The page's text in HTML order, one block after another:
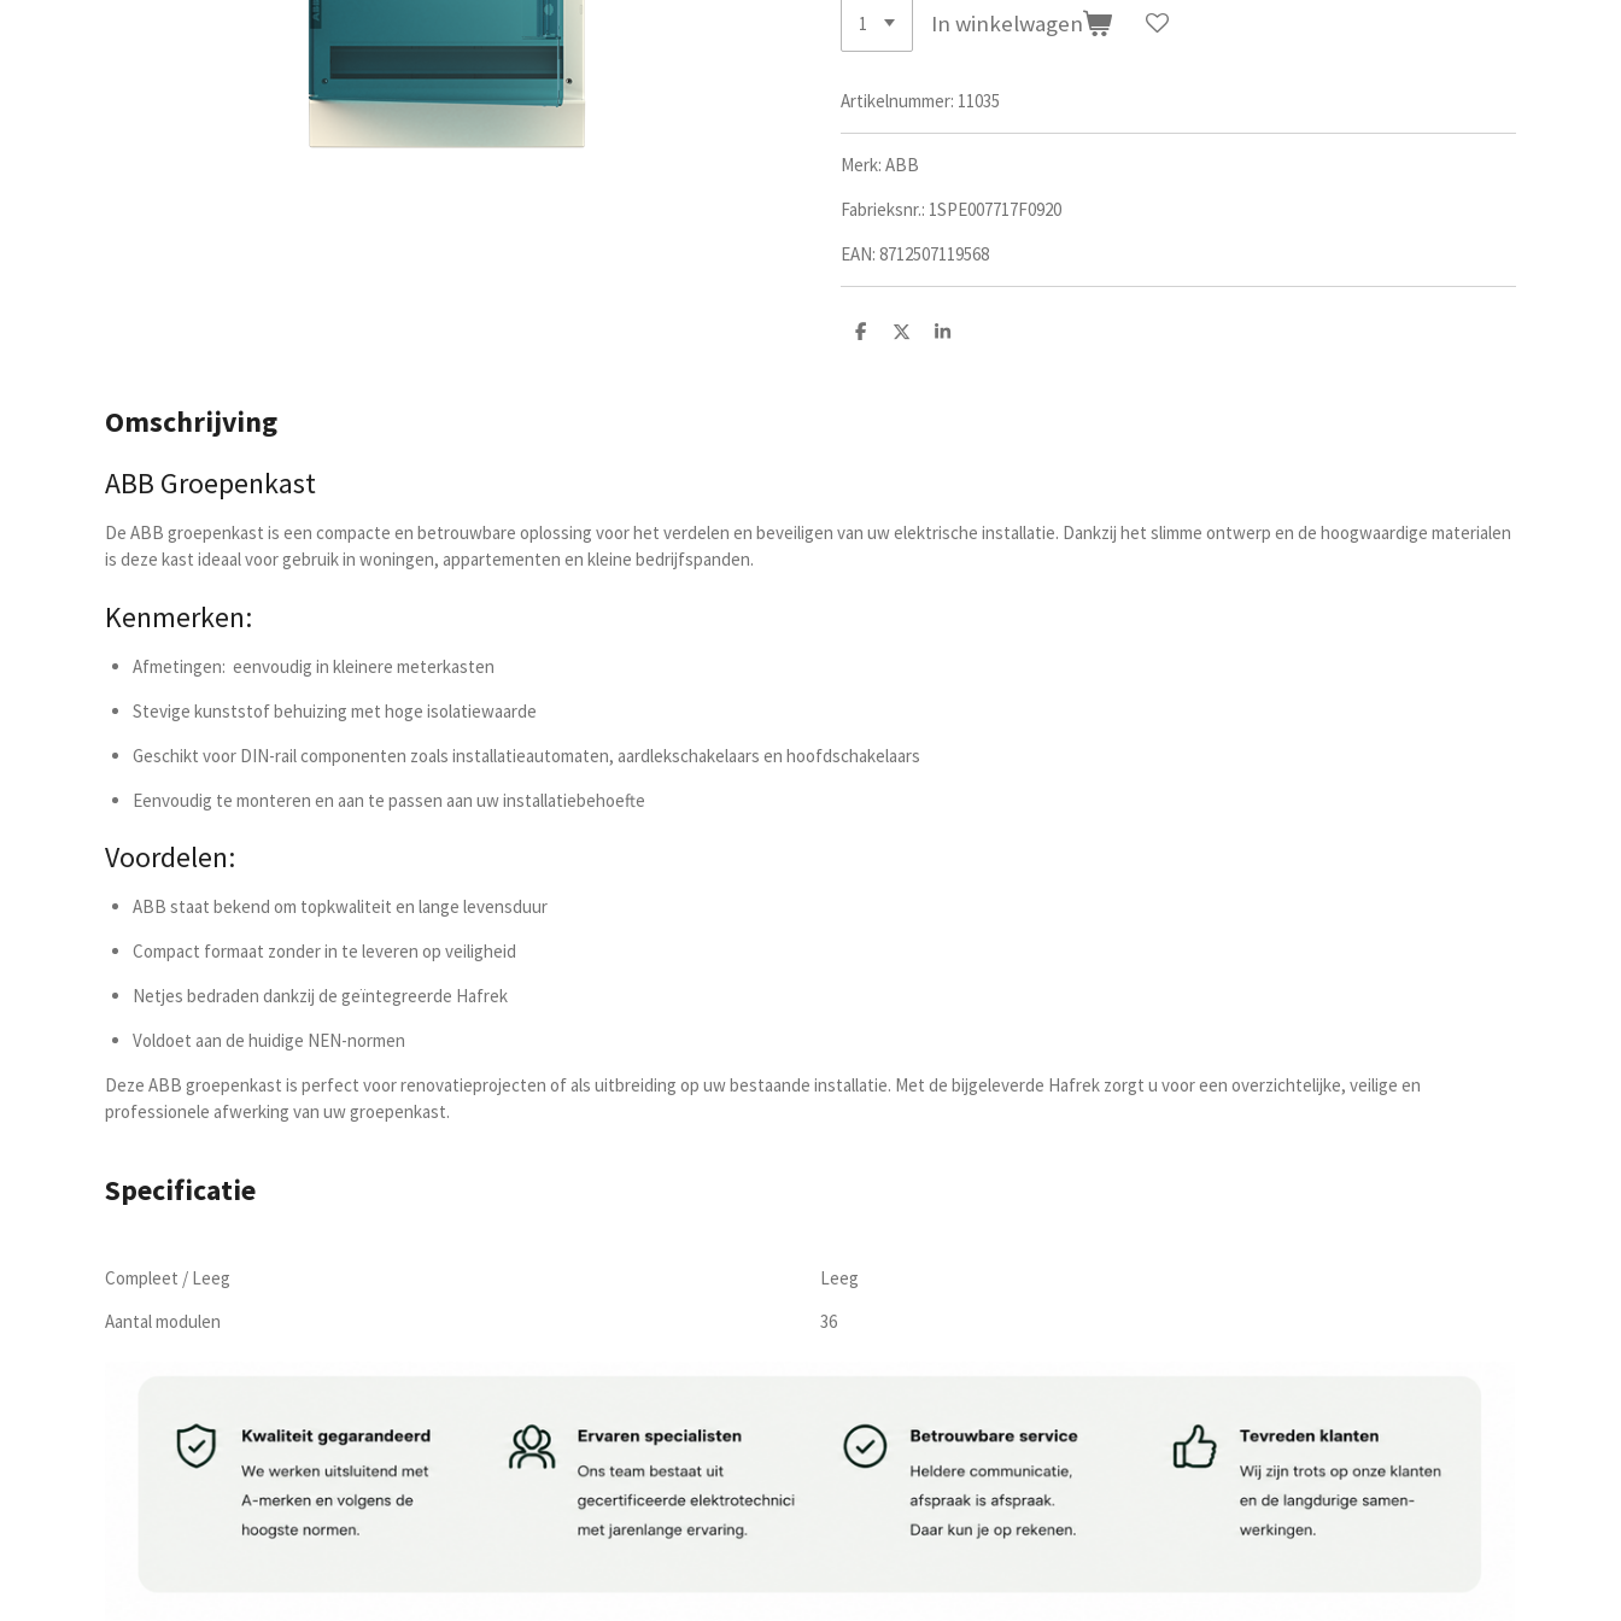
In winkelwagen
Artikelnummer: 11035
Merk: ABB
Fabrieksnr.: 1SPE007717F0920
EAN: 8712507119568
D
D
S
Omschrijving
ABB Groepenkast
De ABB groepenkast is een compacte en betrouwbare oplossing voor het verdelen en beveiligen van uw elektrische installatie. Dankzij het slimme ontwerp en de hoogwaardige materialen
is deze kast ideaal voor gebruik in woningen, appartementen en kleine bedrijfspanden.
Kenmerken:
Afmetingen: eenvoudig in kleinere meterkasten
Stevige kunststof behuizing met hoge isolatiewaarde
Geschikt voor DIN-rail componenten zoals installatieautomaten, aardlekschakelaars en hoofdschakelaars
Eenvoudig te monteren en aan te passen aan uw installatiebehoefte
Voordelen:
ABB staat bekend om topkwaliteit en lange levensduur
Compact formaat zonder in te leveren op veiligheid
Netjes bedraden dankzij de geïntegreerde Hafrek
Voldoet aan de huidige NEN-normen
Deze ABB groepenkast is perfect voor renovatieprojecten of als uitbreiding op uw bestaande installatie. Met de bijgeleverde Hafrek zorgt u voor een overzichtelijke, veilige en
professionele afwerking van uw groepenkast.
Specificatie
Compleet / Leeg
Leeg
Aantal modulen
36